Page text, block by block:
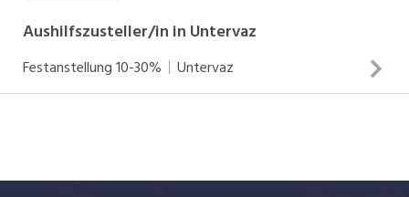
Aushilfszusteller/in in Untervaz
Festanstellung10-30% Untervaz
INSERAT ANSEHEN